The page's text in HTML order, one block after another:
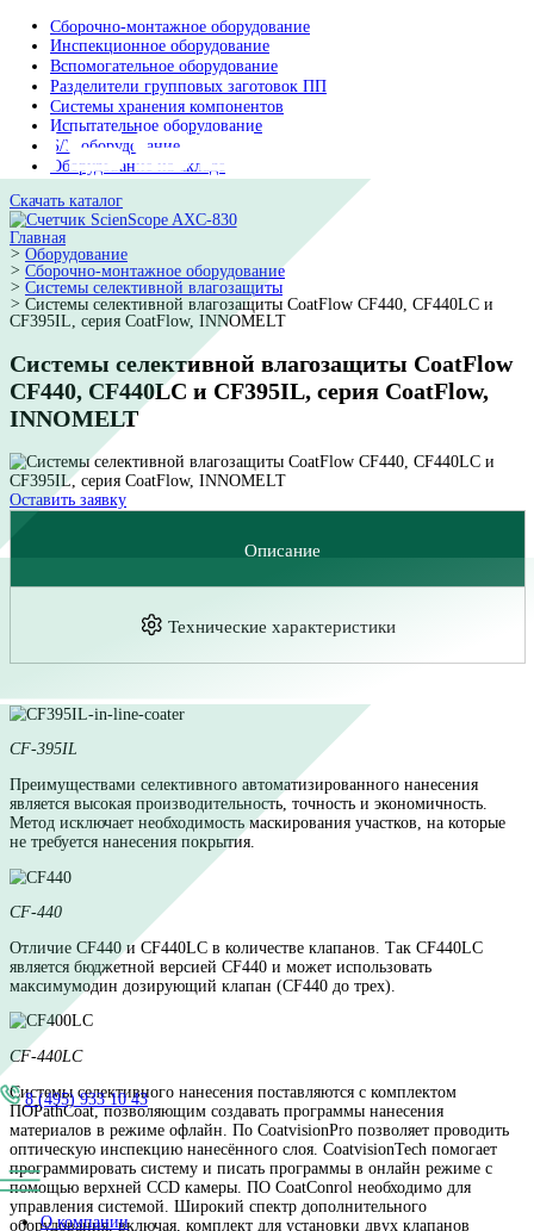
Сборочно-монтажное оборудование
Инспекционное оборудование
Вспомогательное оборудование
Разделители групповых заготовок ПП
Системы хранения компонентов
Испытательное оборудование
Б/У оборудование
Оборудование на складе
Скачать каталог
Главная
> Оборудование
> Сборочно-монтажное оборудование
Системы селективной влагозащиты
> Системы селективной влагозащиты CoatFlow CF440,
CF395IL, серия CoatFlow, INNOMELT
Системы селективной влагозащиты
CF440, CF440LC и CF395IL, серия
INNOMELT
Оставить заявку
Технические характеристики
CF-395IL
Преимуществами селективного автоматизированного
является высокая производительность, точность и
Метод исключает необходимость маскирования участков, на
не требуется нанесения покрытия.
Отличие CF440 и CF440LC в количестве клапанов. Так
является бюджетной версией CF440 и может использовать
максимумодин дозирующий клапан (CF440 до трех).